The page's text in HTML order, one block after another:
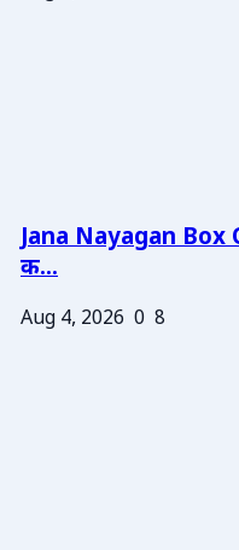
Jana Nayagan Box
क...
Aug 4, 2026 0 8